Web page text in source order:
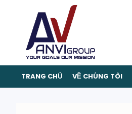
TRANG CHỦ VỀ CHÚNG TÔI